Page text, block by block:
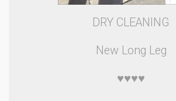
DRY CLEANING
New Long Leg
♥♥♥♥